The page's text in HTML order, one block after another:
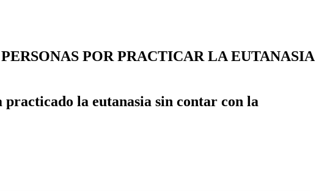
POR PRACTICAR LA EUTANASIA
la eutanasia sin contar con la